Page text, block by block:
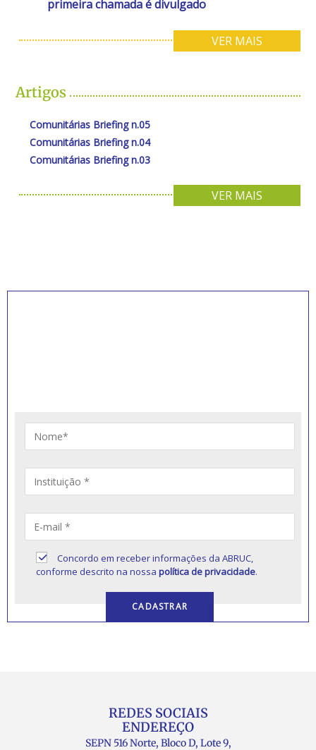
primeira chamada é divulgado
VER MAIS
Artigos
Comunitárias Briefing n.05
Comunitárias Briefing n.04
Comunitárias Briefing n.03
VER MAIS
Concordo em receber informações da ABRUC,
conforme descrito na nossapolítica de privacidade.
REDES SOCIAIS
ENDEREÇO
SEPN 516 Norte, Bloco D, Lote 9,